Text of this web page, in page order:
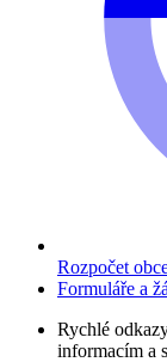
Rozpočet
Formuláře a
Rychlé
informacím a